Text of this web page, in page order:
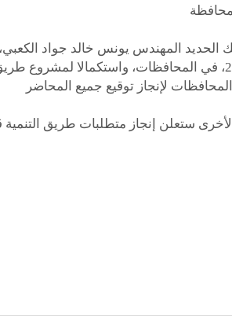
الحديد المهندس يونس خالد جواد
بالخطط الموضوعة لعام الإنجازات 2024، في المحافظات،